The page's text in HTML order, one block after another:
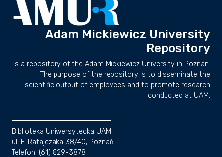
Adam Mickiewicz University
Repository
is a repository of the Adam Mickiewicz University in Poznan.
The purpose of the repository is to disseminate the
scientific output of employees and to promote research
conducted at UAM.
Biblioteka Uniwersytecka UAM
ul. F. Ratajczaka 38/40, Poznań
Telefon: (61) 829-3878